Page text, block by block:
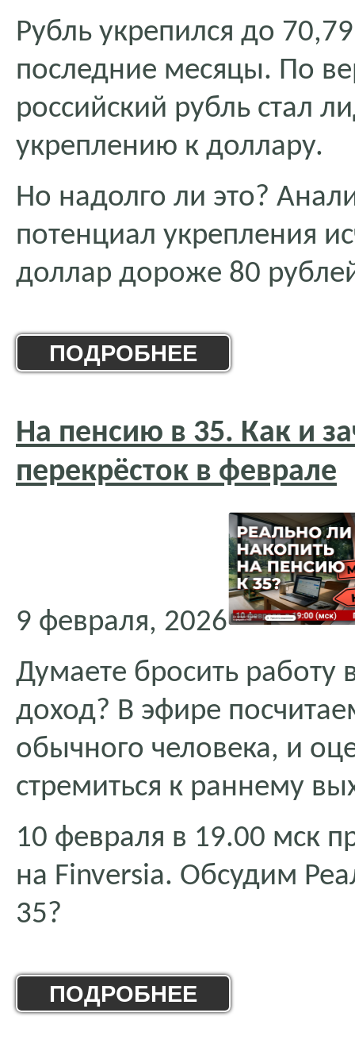
Рубль укрепился до
последние месяцы. По
российский рубль стал
укреплению к доллару.
Но надолго ли это?
потенциал укрепления
доллар дороже 80
ПОДРОБНЕЕ
На пенсию в 35. Как и
перекрёсток в феврале
9 февраля, 2026
Думаете бросить работу
доход? В эфире
обычного человека, и
стремиться к раннему
10 февраля в 19.00 мск
на Finversia. Обсудим
35?
ПОДРОБНЕЕ